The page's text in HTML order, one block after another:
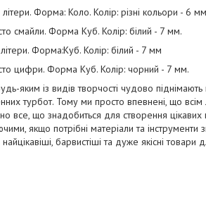
Форма: Коло. Колір: різні кольори - 6
смайли. Форма Куб. Колір: білий - 7 мм.
Форма:Куб. Колір: білий - 7 мм
цифри. Форма Куб. Колір: чорний - 7 мм.
яким із видів творчості чудово
турбот. Тому ми просто впевнені, що
все, що знадобиться для створення
якщо потрібні матеріали та
барвистіші та дуже якісні товари